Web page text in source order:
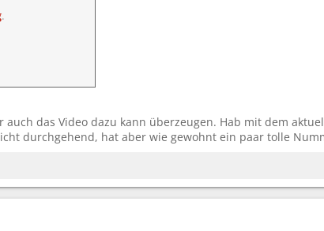
.
das Video dazu kann überzeugen. Hab mit dem
durchgehend, hat aber wie gewohnt ein paar tolle